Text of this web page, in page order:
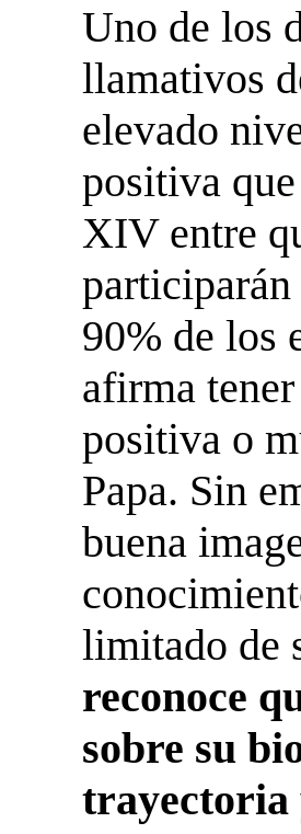
Uno de los
llamativos
elevado
positiva
XIV entre
90% de los
afirma
positiva o
Papa. Sin
buena
limitado de
reconoce
sobre su
trayectoria